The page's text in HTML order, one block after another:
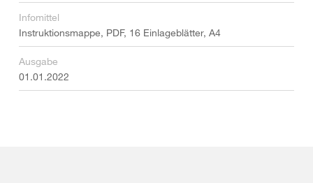
Infomittel
Instruktionsmappe, PDF, 16 Einlageblätter, A4
Ausgabe
01.01.2022